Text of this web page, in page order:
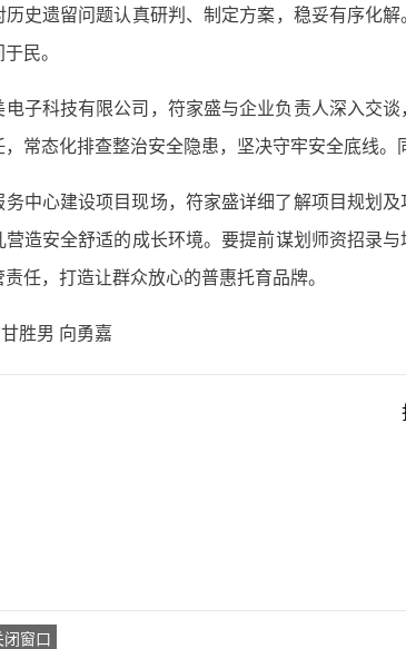
史遗留问题认真研判、制定方案，稳妥有序化
民。
电子科技有限公司，符家盛与企业负责人深入交
常态化排查整治安全隐患，坚决守牢安全底线
务中心建设项目现场，符家盛详细了解项目规划
造安全舒适的成长环境。要提前谋划师资招录
任，打造让群众放心的普惠托育品牌。
胜男 向勇嘉
闭窗口